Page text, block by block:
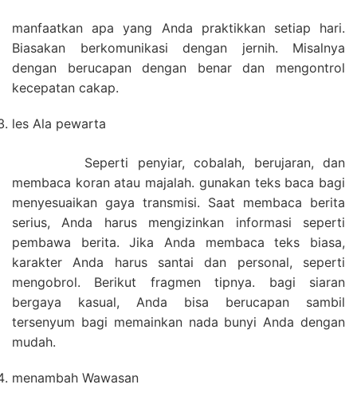
manfaatkan apa yang Anda praktikkan setiap hari.
Biasakan berkomunikasi dengan jernih. Misalnya
dengan berucapan dengan benar dan mengontrol
kecepatan cakap.
les Ala pewarta
Seperti penyiar, cobalah, berujaran, dan
membaca koran atau majalah. gunakan teks baca bagi
menyesuaikan gaya transmisi. Saat membaca berita
serius, Anda harus mengizinkan informasi seperti
pembawa berita. Jika Anda membaca teks biasa,
karakter Anda harus santai dan personal, seperti
mengobrol. Berikut fragmen tipnya. bagi siaran
bergaya kasual, Anda bisa berucapan sambil
tersenyum bagi memainkan nada bunyi Anda dengan
mudah.
menambah Wawasan